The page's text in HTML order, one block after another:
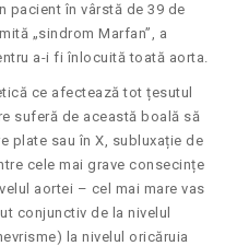
pacient în vârstă de 39 de
„sindrom Marfan”, a
a-i fi înlocuită toată aorta.
ce afectează tot țesutul
suferă de această boală să
plate sau în X, subluxație de
cele mai grave consecințe
aortei – cel mai mare vas
conjunctiv de la nivelul
la nivelul oricăruia